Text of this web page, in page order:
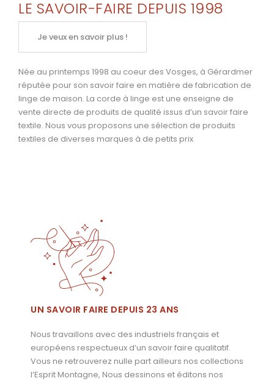
LE SAVOIR-FAIRE DEPUIS 1998
Je veux en savoir plus !
Née au printemps 1998 au coeur des Vosges, à Gérardmer
réputée pour son savoir faire en matière de fabrication de
linge de maison. La corde à linge est une enseigne de
vente directe de produits de qualité issus d’un savoir faire
textile. Nous vous proposons une sélection de produits
textiles de diverses marques à de petits prix
UN SAVOIR FAIRE DEPUIS 23 ANS
Nous travaillons avec des industriels français et
européens respectueux d’un savoir faire qualitatif.
Vous ne retrouverez nulle part ailleurs nos collections
l’Esprit Montagne, Nous dessinons et éditons nos